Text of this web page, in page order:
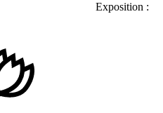
Exposition :